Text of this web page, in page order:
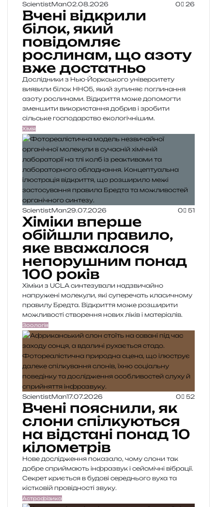
ScientistMan02.08.2026 0 26
Вчені відкрили
білок, який
повідомляє
рослинам, що азоту
вже достатньо
Дослідники з Нью-Йоркського університету
виявили білок HHO5, який зупиняє поглинання
азоту рослинами. Відкриття може допомогти
зменшити використання добрив і зробити
сільське господарство екологічнішим.
Хімія
ScientistMan29.07.2026 0 51
Хіміки вперше
обійшли правило,
яке вважалося
непорушним понад
100 років
Хіміки з UCLA синтезували надзвичайно
напружені молекули, які суперечать класичному
правилу Бредта. Відкриття може розширити
можливості створення нових ліків і матеріалів.
Зоологія
ScientistMan17.07.2026 0 52
Вчені пояснили, як
слони спілкуються
на відстані понад 10
кілометрів
Нове дослідження показало, чому слони так
добре сприймають інфразвук і сейсмічні вібрації.
Секрет криється в будові середнього вуха та
кістковій провідності звуку.
Астрофізика